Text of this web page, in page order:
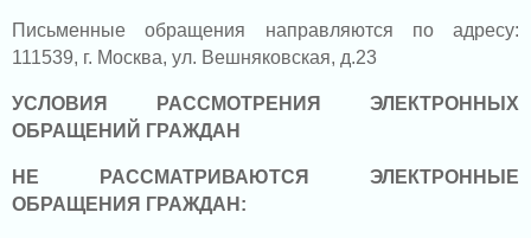
Письменные обращения направляются по адресу:
111539, г. Москва, ул. Вешняковская, д.23
УСЛОВИЯ РАССМОТРЕНИЯ ЭЛЕКТРОННЫХ
ОБРАЩЕНИЙ ГРАЖДАН
НЕ РАССМАТРИВАЮТСЯ ЭЛЕКТРОННЫЕ
ОБРАЩЕНИЯ ГРАЖДАН: